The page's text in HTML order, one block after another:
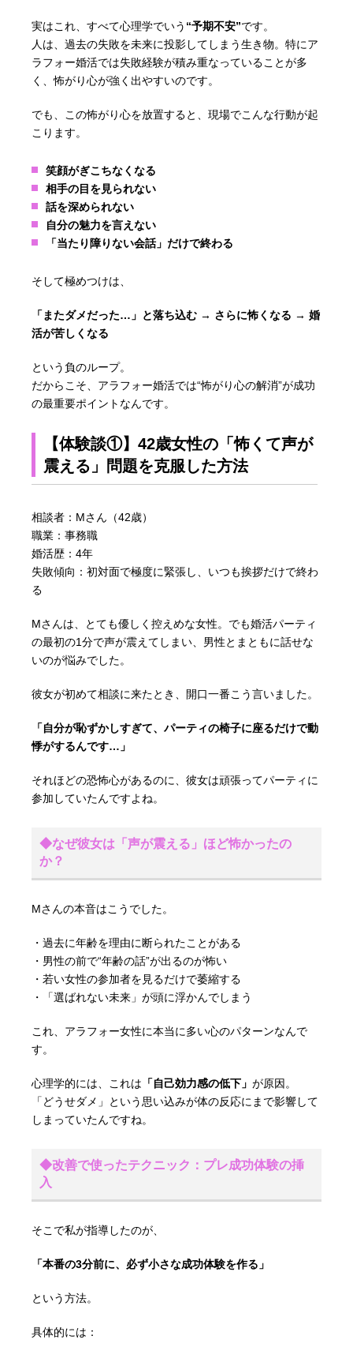
実はこれ、すべて心理学でいう “予期不安”です。
人は、過去の失敗を未来に投影してしまう生き物。特にア
ラフォー婚活では失敗経験が積み重なっていることが多
く、怖がり心が強く出やすいのです。
でも、この怖がり心を放置すると、現場でこんな行動が起
こります。
笑顔がぎこちなくなる
相手の目を見られない
話を深められない
自分の魅力を言えない
「当たり障りない会話」だけで終わる
そして極めつけは、
「またダメだった…」と落ち込む → さらに怖くなる → 婚
活が苦しくなる
という負のループ。
だからこそ、アラフォー婚活では“怖がり心の解消”が成功
の最重要ポイントなんです。
【体験談①】42歳女性の「怖くて声が
震える」問題を克服した方法
相談者：Mさん（42歳）
職業：事務職
婚活歴：4年
失敗傾向：初対面で極度に緊張し、いつも挨拶だけで終わ
る
Mさんは、とても優しく控えめな女性。でも婚活パーティ
の最初の1分で声が震えてしまい、男性とまともに話せな
いのが悩みでした。
彼女が初めて相談に来たとき、開口一番こう言いました。
「自分が恥ずかしすぎて、パーティの椅子に座るだけで動
悸がするんです…」
それほどの恐怖心があるのに、彼女は頑張ってパーティに
参加していたんですよね。
◆なぜ彼女は「声が震える」ほど怖かったの
か？
Mさんの本音はこうでした。
・過去に年齢を理由に断られたことがある
・男性の前で“年齢の話”が出るのが怖い
・若い女性の参加者を見るだけで萎縮する
・「選ばれない未来」が頭に浮かんでしまう
これ、アラフォー女性に本当に多い心のパターンなんで
す。
心理学的には、これは 「自己効力感の低下」が原因。
「どうせダメ」という思い込みが体の反応にまで影響して
しまっていたんですね。
◆改善で使ったテクニック：プレ成功体験の挿
入
そこで私が指導したのが、
「本番の3分前に、必ず小さな成功体験を作る」
という方法。
具体的には：